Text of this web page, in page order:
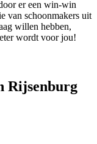
er een win-win
van schoonmakers uit
willen hebben,
wordt voor jou!
Rijsenburg